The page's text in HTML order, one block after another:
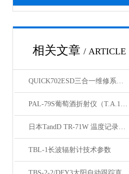
相关文章 / ARTICLE
QUICK702ESD三合一维修系统详细参数
PAL-79S葡萄酒折射仪（T.A.1990）应用指导
日本TandD TR-71W 温度记录仪技术参数
TBL-1长波辐射计技术参数